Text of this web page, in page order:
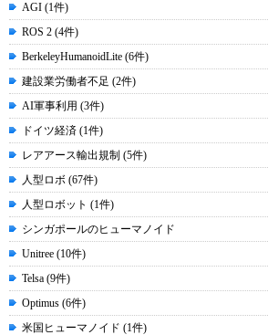
AGI (1件)
ROS 2 (4件)
BerkeleyHumanoidLite (6件)
建設業労働者不足 (2件)
AI軍事利用 (3件)
ドイツ経済 (1件)
レアアース輸出規制 (5件)
人型ロボ (67件)
人型ロボット (1件)
シンガポールのヒューマノイド
Unitree (10件)
Telsa (9件)
Optimus (6件)
米国ヒューマノイド (1件)